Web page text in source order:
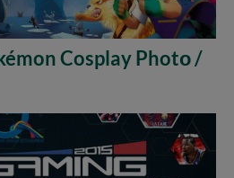
Cosplay Photο /